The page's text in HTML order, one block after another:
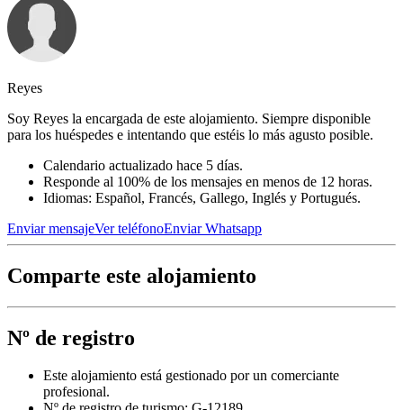
Reyes
Soy Reyes la encargada de este alojamiento. Siempre disponible
para los huéspedes e intentando que estéis lo más agusto posible.
Calendario actualizado hace 5 días.
Responde al 100% de los mensajes en menos de 12 horas.
Idiomas: Español, Francés, Gallego, Inglés y Portugués.
Enviar mensajeVer teléfonoEnviar Whatsapp
Comparte este alojamiento
Nº de registro
Este alojamiento está gestionado por un comerciante
profesional.